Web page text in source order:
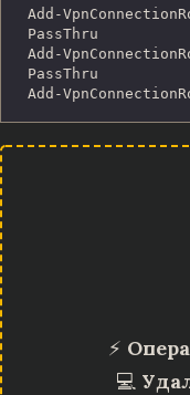
Add-
PassThru
Add-
PassThru
Add-
⚡
💻